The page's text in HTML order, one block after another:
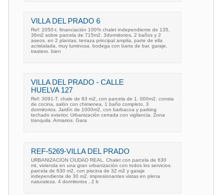
VILLA DEL PRADO 6
Ref: 2050-t. financiación 100% chalet independiente de 135,
36m2 sobre parcela de 715m2. 3dormitorios, 2 baños y 2
aseos. en 2 plantas. terraza principal amplia, parte de ella
acristalada, muy luminosa. bodega con barra de bar. garaje.
trastero. bien
VILLA DEL PRADO - CALLE
HUELVA 127
Ref: 3091-T. chale de 83 m2, con parcela de 1. 000m2, consta
de cocina, salón con chimenea, 1 baño completo, 3
dormitorios. Jardín de 1000m2, con barbacoa y parking
techado exterior. Urbanización cerrada con vigilancia. Zona
tranquila. Armarios. Gara
REF-5269-VILLA DEL PRADO
URBANIZACION CIUDAD REAL. Chalet con parcela de 630
mt, vivienda en una gran urbanización con todos los servicios.
parcela de 630 m2, con piscina de 32 m2 y garaje
independiente de 30 m2. impresionantes vistas en plena
naturaleza. 4 dormitorios , 2 b